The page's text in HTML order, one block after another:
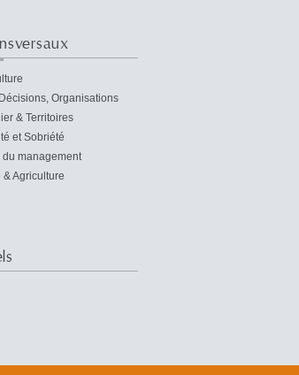
Organisations
& Territoires
et Sobriété
management
Agriculture